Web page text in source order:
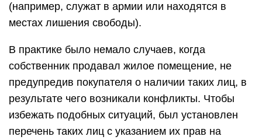
(например, служат в армии или находятся в
местах лишения свободы).
В практике было немало случаев, когда
собственник продавал жилое помещение, не
предупредив покупателя о наличии таких лиц, в
результате чего возникали конфликты. Чтобы
избежать подобных ситуаций, был установлен
перечень таких лиц с указанием их прав на